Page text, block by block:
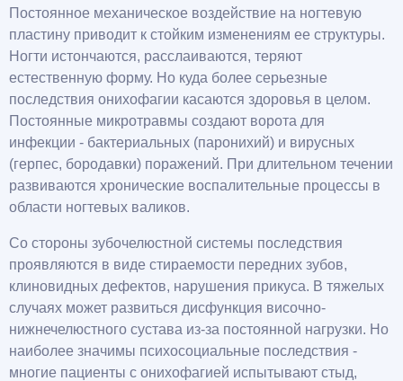
Постоянное механическое воздействие на ногтевую
пластину приводит к стойким изменениям ее структуры.
Ногти истончаются, расслаиваются, теряют
естественную форму. Но куда более серьезные
последствия онихофагии касаются здоровья в целом.
Постоянные микротравмы создают ворота для
инфекции - бактериальных (паронихий) и вирусных
(герпес, бородавки) поражений. При длительном течении
развиваются хронические воспалительные процессы в
области ногтевых валиков.
Со стороны зубочелюстной системы последствия
проявляются в виде стираемости передних зубов,
клиновидных дефектов, нарушения прикуса. В тяжелых
случаях может развиться дисфункция височно-
нижнечелюстного сустава из-за постоянной нагрузки. Но
наиболее значимы психосоциальные последствия -
многие пациенты с онихофагией испытывают стыд,